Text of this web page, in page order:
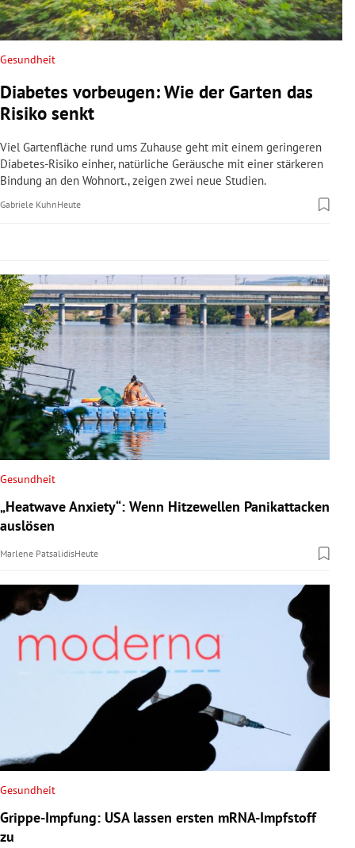
Untermenü
Untermenü
Untermenü
Untermenü
Untermenü
Untermenü
Untermenü
Gesundheit
Diabetes vorbeugen: Wie der Garten das
Risiko senkt
Viel Gartenfläche rund ums Zuhause geht mit einem geringeren
Diabetes-Risiko einher, natürliche Geräusche mit einer stärkeren
Bindung an den Wohnort., zeigen zwei neue Studien.
Gabriele KuhnHeute
Gesundheit
„Heatwave Anxiety“: Wenn Hitzewellen Panikattacken
auslösen
Marlene PatsalidisHeute
Gesundheit
Grippe-Impfung: USA lassen ersten mRNA-Impfstoff
zu